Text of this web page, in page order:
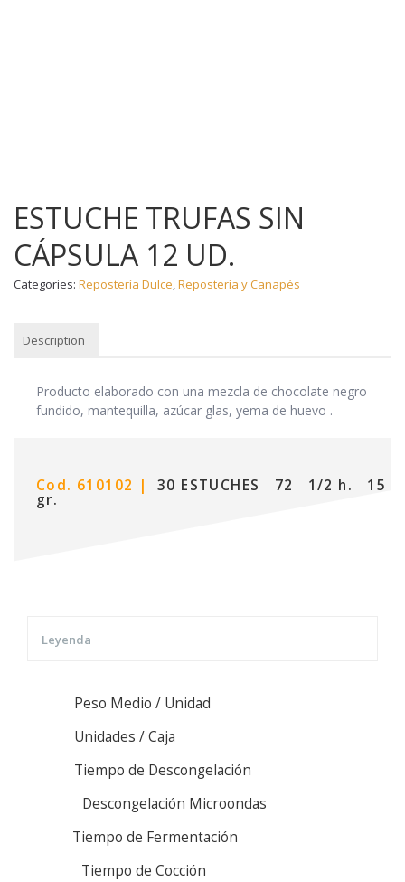
ESTUCHE TRUFAS SIN
CÁPSULA 12 UD.
Categories: Repostería Dulce,Repostería y Canapés
Description
DESCRIPTION
Producto elaborado con una mezcla de chocolate negro
fundido, mantequilla, azúcar glas, yema de huevo .
Cod. 610102 | 30 ESTUCHES 72 1/2 h. 15
gr.
Leyenda
Peso Medio / Unidad
Unidades / Caja
Tiempo de Descongelación
Descongelación Microondas
Tiempo de Fermentación
Tiempo de Cocción